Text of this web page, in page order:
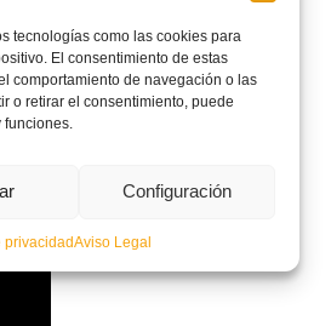
tecnologías como las cookies para
El consentimiento de estas
comportamiento de navegación o las
o retirar el consentimiento, puede
Configuración
privacidadAviso Legal